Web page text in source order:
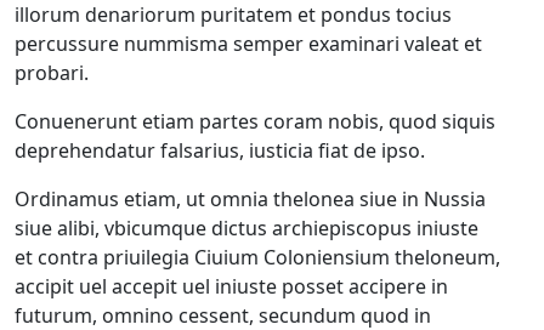
illorum denariorum puritatem et pondus tocius
percussure nummisma semper examinari valeat et
probari.
Conuenerunt etiam partes coram nobis, quod siquis
deprehendatur falsarius, iusticia fiat de ipso.
Ordinamus etiam, ut omnia thelonea siue in Nussia
siue alibi, vbicumque dictus archiepiscopus iniuste
et contra priuilegia Ciuium Coloniensium theloneum,
accipit uel accepit uel iniuste posset accipere in
futurum, omnino cessent, secundum quod in